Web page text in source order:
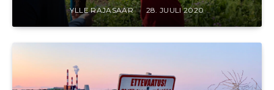
YLLE RAJASAAR 28. JUULI 2020